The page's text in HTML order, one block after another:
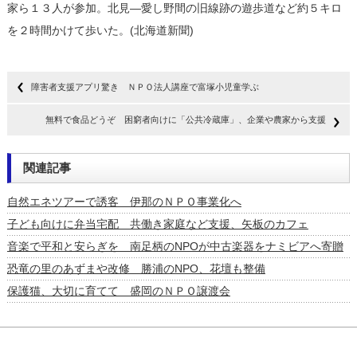
家ら１３人が参加。北見―愛し野間の旧線跡の遊歩道など約５キロ
を２時間かけて歩いた。(北海道新聞)
障害者支援アプリ驚き ＮＰＯ法人講座で富塚小児童学ぶ
無料で食品どうぞ 困窮者向けに「公共冷蔵庫」、企業や農家から支援
関連記事
自然エネツアーで誘客 伊那のＮＰＯ事業化へ
子ども向けに弁当宅配 共働き家庭など支援、矢板のカフェ
音楽で平和と安らぎを 南足柄のNPOが中古楽器をナミビアへ寄贈
恐竜の里のあずまや改修 勝浦のNPO、花壇も整備
保護猫、大切に育てて 盛岡のＮＰＯ譲渡会